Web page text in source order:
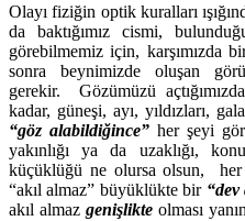
Olayı fiziğin optik kuralları
da baktığımız cismi,
görebilmemiz için, karşımızda
sonra beynimizde oluşan
gerekir. Gözümüzü
kadar, güneşi, ayı, yıldızları,
“göz alabildiğince” her şeyi
yakınlığı ya da uzaklığı,
küçüklüğü ne olursa olsun, her
“akıl almaz” büyüklükte bir “dev
akıl almaz genişlikte olması